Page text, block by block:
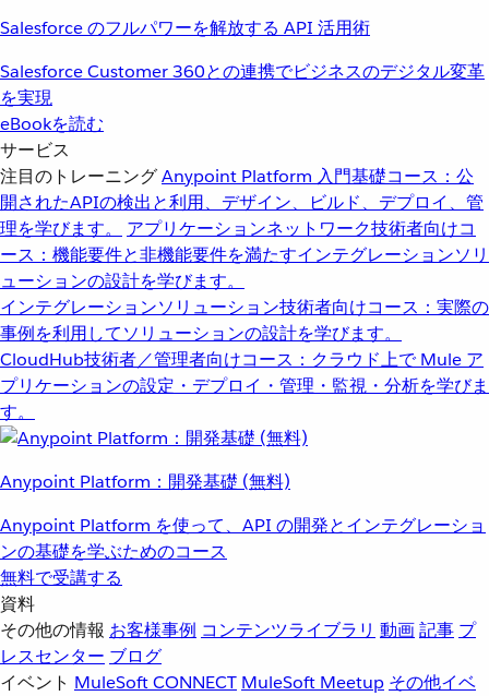
Salesforce のフルパワーを解放する API 活用術
Salesforce Customer 360との連携でビジネスのデジタル変革
を実現
eBookを読む
サービス
注目のトレーニングAnypoint Platform 入門基礎コース：公
開されたAPIの検出と利用、デザイン、ビルド、デプロイ、管
理を学びます。
アプリケーションネットワーク技術者向けコ
ース：機能要件と非機能要件を満たすインテグレーションソリ
ューションの設計を学びます。
インテグレーションソリューション技術者向けコース：実際の
事例を利用してソリューションの設計を学びます。
CloudHub技術者／管理者向けコース：クラウド上で Mule ア
プリケーションの設定・デプロイ・管理・監視・分析を学びま
す。
Anypoint Platform：開発基礎 (無料)
Anypoint Platform を使って、API の開発とインテグレーショ
ンの基礎を学ぶためのコース
無料で受講する
資料
その他の情報 お客様事例 コンテンツライブラリ 動画記事 プ
レスセンター ブログ
イベント MuleSoft CONNECT MuleSoft Meetup その他イベ